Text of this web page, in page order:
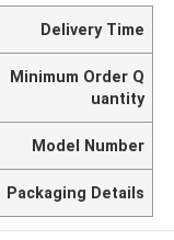
Delivery Time
Minimum Order Q
uantity
Model Number
Packaging Details